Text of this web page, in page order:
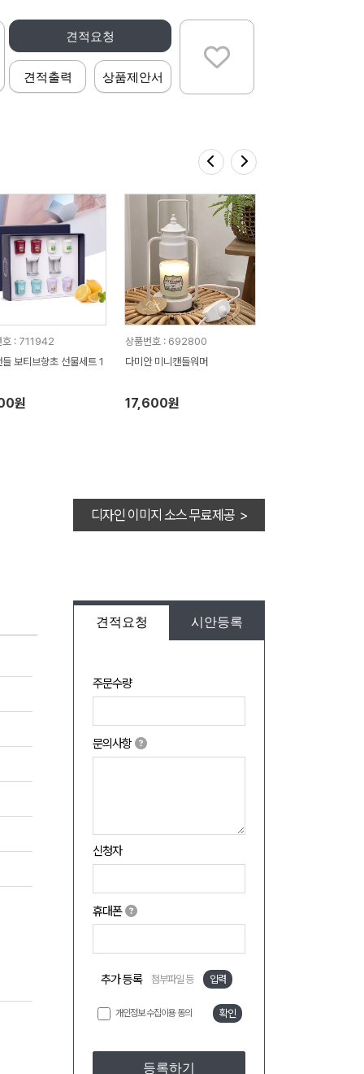
견적요청
견적출력 상품제안서
호 : 711942
보티브향초 선물세트 1
원
상품번호 : 692800
다미안 미니캔들워머
17,600원
디자인 이미지 소스 무료제공 >
견적요청 시안등록
주문수량
문의사항
신청자
휴대폰
추가 등록 첨부파일 등 입력
개인정보 수집이용 동의 확인
등록하기